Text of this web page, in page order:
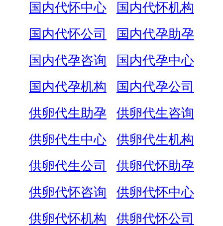
国内代怀中心
国内代怀机构
国内代怀公司
国内代孕助孕
国内代孕咨询
国内代孕中心
国内代孕机构
国内代孕公司
供卵代生助孕
供卵代生咨询
供卵代生中心
供卵代生机构
供卵代生公司
供卵代怀助孕
供卵代怀咨询
供卵代怀中心
供卵代怀机构
供卵代怀公司